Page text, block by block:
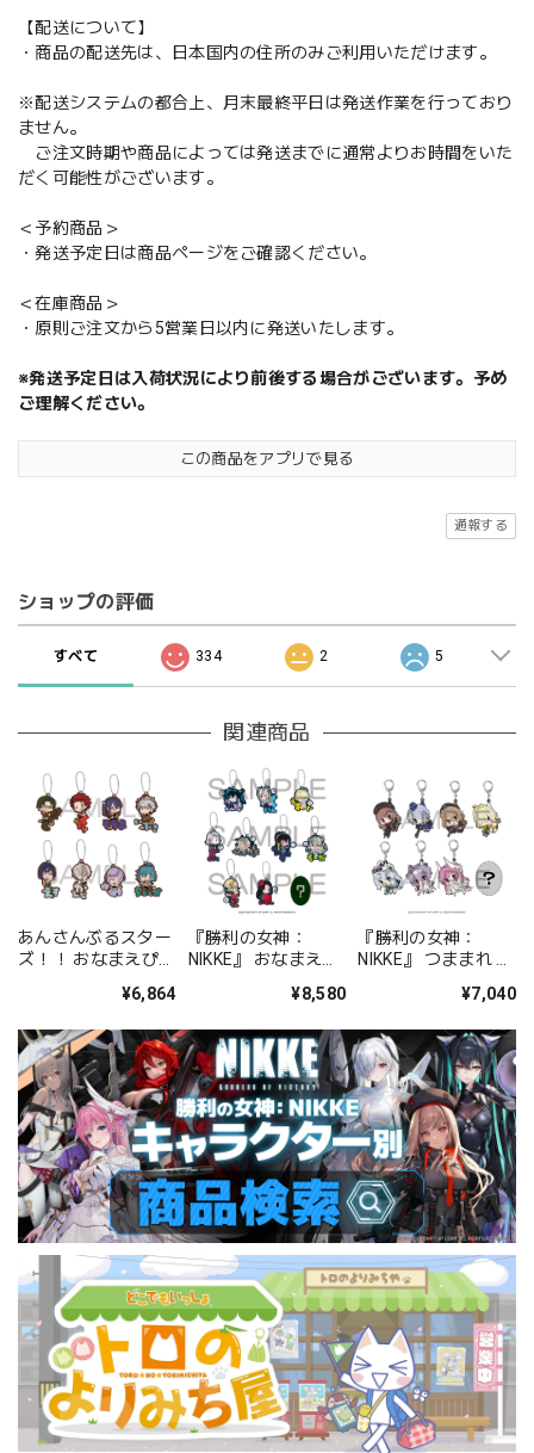
【配送について】
・商品の配送先は、日本国内の住所のみご利用いただけます。
※配送システムの都合上、月末最終平日は発送作業を行っており
ません。
ご注文時期や商品によっては発送までに通常よりお時間をいた
だく可能性がございます。
＜予約商品＞
・発送予定日は商品ページをご確認ください。
＜在庫商品＞
・原則ご注文から5営業日以内に発送いたします。
※発送予定日は入荷状況により前後する場合がございます。予め
ご理解ください。
この商品をアプリで見る
通報する
ショップの評価
すべて 334 2 5
関連商品
あんさんぶるスター
ズ！！ おなまえぴた
Princess!) BOX 全8
種
¥6,864
『勝利の女神：
NIKKE』 おなまえぴ
ット Vol.5 BOX 全10
¥8,580
『勝利の女神：
NIKKE』 つままれ ラ
Vol.1 BOX 全8種¥7,040